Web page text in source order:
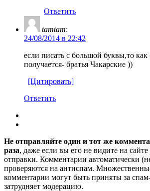
Ответить
tamtam:
24/08/2014 в 22:42
если писать с большой буквы,то
получается- братья Чакарские ))
[Цитировать]
Ответить
Не отправляйте один и тот же
раза, даже если вы его не видите на сайте
отправки. Комментарии автоматически
проверяются на антиспам.
комментарии могут быть приняты за
затрудняет модерацию.